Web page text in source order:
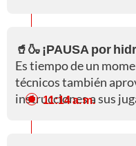
🥤🍶 ¡PAUSA por
Es tiempo de un
técnicos también
instrucciones a sus
11:14 a. m.